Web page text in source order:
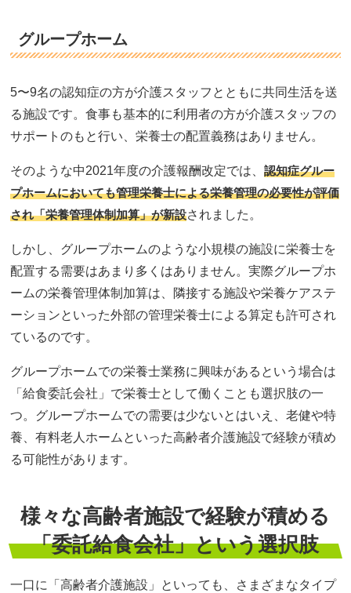
グループホーム
5〜9名の認知症の方が介護スタッフとともに共同生活を送
る施設です。食事も基本的に利用者の方が介護スタッフの
サポートのもと行い、栄養士の配置義務はありません。
そのような中2021年度の介護報酬改定では、認知症グルー
プホームにおいても管理栄養士による栄養管理の必要性が評価
され「栄養管理体制加算」が新設されました。
しかし、グループホームのような小規模の施設に栄養士を
配置する需要はあまり多くはありません。実際グループホ
ームの栄養管理体制加算は、隣接する施設や栄養ケアステ
ーションといった外部の管理栄養士による算定も許可され
ているのです。
グループホームでの栄養士業務に興味があるという場合は
「給食委託会社」で栄養士として働くことも選択肢の一
つ。グループホームでの需要は少ないとはいえ、老健や特
養、有料老人ホームといった高齢者介護施設で経験が積め
る可能性があります。
様々な高齢者施設で経験が積める
「委託給食会社」という選択肢
一口に「高齢者介護施設」といっても、さまざまなタイプ